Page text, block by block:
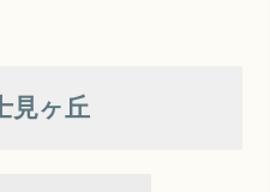
見ヶ丘